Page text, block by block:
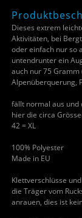
Dieses extrem
Aktivitäten, bei
oder einfach nur so
untendrunter ein
auch nur 75 Gramm
Alpenüberquerung,
fällt normal aus und
hier die circa
42 = XL
100% Polyester
Made in EU
Klettverschlüsse
die Träger vom
anrauen, dies ist